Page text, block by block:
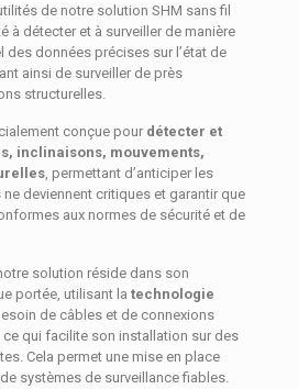
de notre solution SHM sans fil
à détecter et à surveiller de manière
des données précises sur l’état de
ainsi de surveiller de près
structurelles.
conçue pour détecter et
inclinaisons, mouvements,
, permettant d’anticiper les
ne deviennent critiques et garantir que
aux normes de sécurité et de
solution réside dans son
portée, utilisant la technologie
de câbles et de connexions
qui facilite son installation sur des
Cela permet une mise en place
systèmes de surveillance fiables.